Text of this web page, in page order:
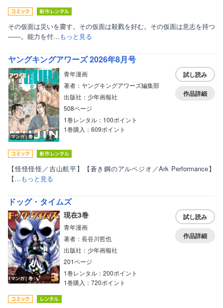
その仮面は災いを齎す。その仮面は殺戮を好む。その仮面は意志を持つ
――。能力を付…もっと見る
ヤングキングアワーズ 2026年8月号
マンガ｜巻
青年漫画
著者：ヤングキングアワーズ編集部
出版社：少年画報社
508ページ
1巻レンタル：100ポイント
1巻購入：609ポイント
試し読み
作品詳細
【怪怪怪怪／吉山航平】【蒼き鋼のアルペジオ／Ark Performance】
【…もっと見る
ドッグ・タイムズ
マンガ｜巻
現在3巻
青年漫画
著者：長谷川哲也
出版社：少年画報社
201ページ
1巻レンタル：200ポイント
1巻購入：720ポイント
試し読み
作品詳細